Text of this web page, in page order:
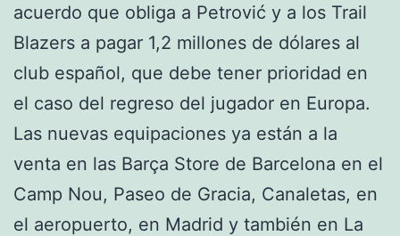
acuerdo que obliga a Petrović y a los Trail
Blazers a pagar 1,2 millones de dólares al
club español, que debe tener prioridad en
el caso del regreso del jugador en Europa.
Las nuevas equipaciones ya están a la
venta en las Barça Store de Barcelona en el
Camp Nou, Paseo de Gracia, Canaletas, en
el aeropuerto, en Madrid y también en La